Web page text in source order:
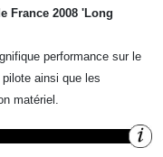
France 2008 'Long
performance sur le
ainsi que les
matériel.